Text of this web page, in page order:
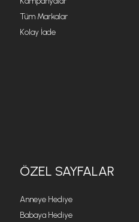
Tüm Markalar
Kolay İade
ÖZEL SAYFALAR
Anneye Hediye
Babaya Hediye